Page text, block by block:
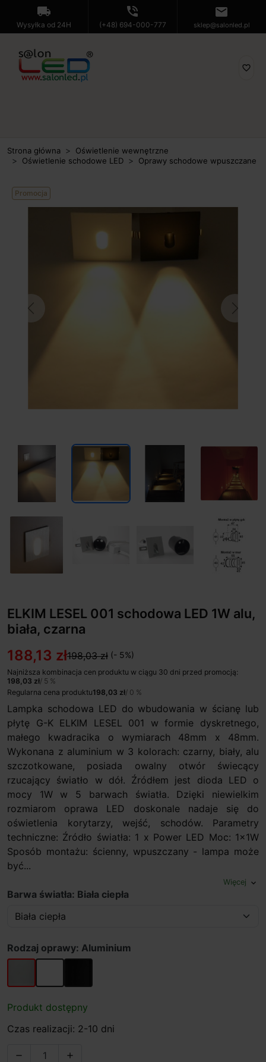
local_shipping
Wysyłka od 24H
phone_in_talk
(+48) 694-000-777
mail
sklep@salonled.pl
favorite_border
Strona główna
Oświetlenie wewnętrzne
Oświetlenie schodowe LED
Oprawy schodowe wpuszczane
Promocja
ELKIM LESEL 001 schodowa LED 1W alu,
biała, czarna
188,13 zł198,03 zł (- 5%)
Najniższa kombinacja cen produktu w ciągu 30 dni przed promocją:
198,03 zł/ 5 %
Regularna cena produktu198,03 zł/ 0 %
Lampka schodowa LED do wbudowania w ścianę lub
płytę G-K ELKIM LESEL 001 w formie dyskretnego,
małego kwadracika o wymiarach 48mm x 48mm.
Wykonana z aluminium w 3 kolorach: czarny, biały, alu
szczotkowane, posiada owalny otwór świecący
rzucający światło w dół. Źródłem jest dioda LED o
mocy 1W w 5 barwach światła. Dzięki niewielkim
rozmiarom oprawa LED doskonale nadaje się do
oświetlenia korytarzy, wejść, schodów. Parametry
techniczne: Źródło światła: 1 x Power LED Moc: 1x1W
Sposób montażu: ścienny, wpuszczany - lampa może
być...
Więcej expand_more
Barwa światła: Biała ciepła
Rodzaj oprawy: Aluminium
Aluminium
Biały Czarny
Produkt dostępny
Czas realizacji: 2-10 dni
 